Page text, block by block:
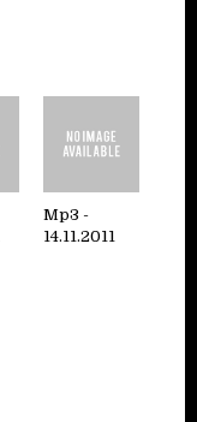
Mp3 -
14.11.2011